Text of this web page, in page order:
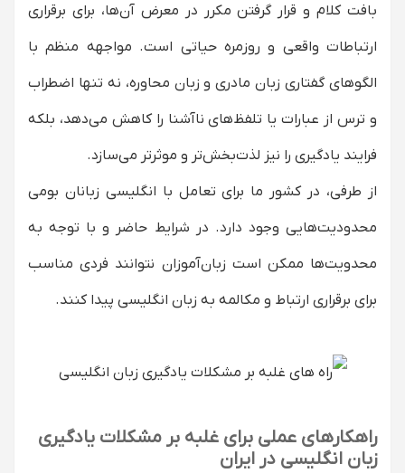
بافت کلام و قرار گرفتن مکرر در معرض آن‌ها، برای برقراری
ارتباطات واقعی و روزمره حیاتی است. مواجهه منظم با
الگوهای گفتاری زبان مادری و زبان محاوره، نه تنها اضطراب
و ترس از عبارات یا تلفظ‌های ناآشنا را کاهش می‌دهد، بلکه
فرایند یادگیری را نیز لذت‌بخش‌تر و موثرتر می‌سازد.
از طرفی، در کشور ما برای تعامل با انگلیسی زبانان بومی
محدودیت‌هایی وجود دارد. در شرایط حاضر و با توجه به
محدویت‌ها ممکن است زبان‌آموزان نتوانند فردی مناسب
برای برقراری ارتباط و مکالمه به زبان انگلیسی پیدا کنند.
راهکارهای عملی برای غلبه بر مشکلات یادگیری
زبان انگلیسی در ایران